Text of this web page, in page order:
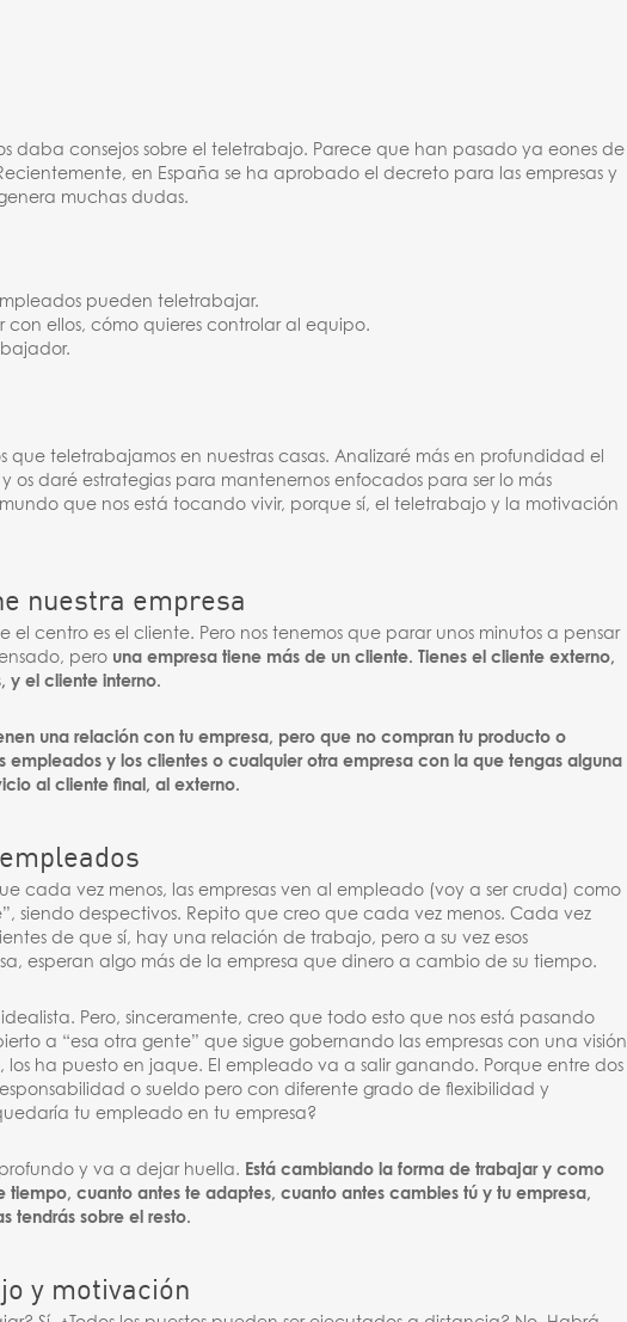
daba consejos sobre el teletrabajo. Parece que han pasado ya eones de
en España se ha aprobado el decreto para las empresas y
muchas dudas.
pueden teletrabajar.
ellos, cómo quieres controlar al equipo.
que teletrabajamos en nuestras casas. Analizaré más en profundidad el
daré estrategias para mantenernos enfocados para ser lo más
que nos está tocando vivir, porque sí, el teletrabajo y la motivación
nuestra empresa
el centro es el cliente. Pero nos tenemos que parar unos minutos a pensar
pero una empresa tiene más de un cliente. Tienes el cliente externo,
y el cliente interno.
una relación con tu empresa, pero que no compran tu producto o
empleados y los clientes o cualquier otra empresa con la que tengas alguna
al cliente final, al externo.
cada vez menos, las empresas ven al empleado (voy a ser cruda) como
siendo despectivos. Repito que creo que cada vez menos. Cada vez
de que sí, hay una relación de trabajo, pero a su vez esos
esperan algo más de la empresa que dinero a cambio de su tiempo.
Pero, sinceramente, creo que todo esto que nos está pasando
a “esa otra gente” que sigue gobernando las empresas con una visión
los ha puesto en jaque. El empleado va a salir ganando. Porque entre dos
o sueldo pero con diferente grado de flexibilidad y
tu empleado en tu empresa?
y va a dejar huella. Está cambiando la forma de trabajar y como
cuanto antes te adaptes, cuanto antes cambies tú y tu empresa,
tendrás sobre el resto.
y motivación